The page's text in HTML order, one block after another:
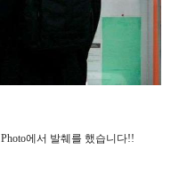
에서 발췌를 했습니다!!